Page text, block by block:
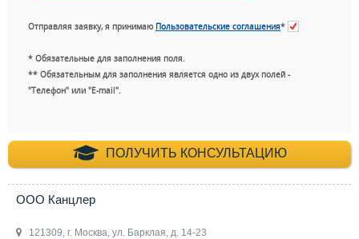
Отправляя заявку, я принимаю Пользовательские соглашения*
* Обязательные для заполнения поля.
** Обязательным для заполнения является одно из двух полей -
"Телефон" или "E-mail".
ПОЛУЧИТЬ КОНСУЛЬТАЦИЮ
+7 (495) 660-35-
ООО Канцлер
121309, г. Москва, ул. Барклая, д. 14-23